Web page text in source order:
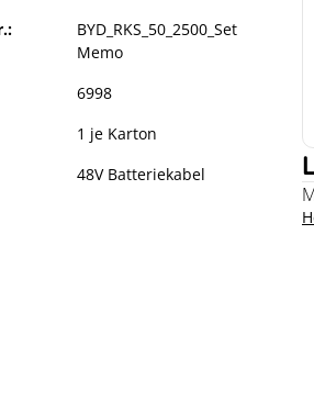
BYD_RKS_50_2500_Set
Memo
6998
1 je Karton
48V Batteriekabel